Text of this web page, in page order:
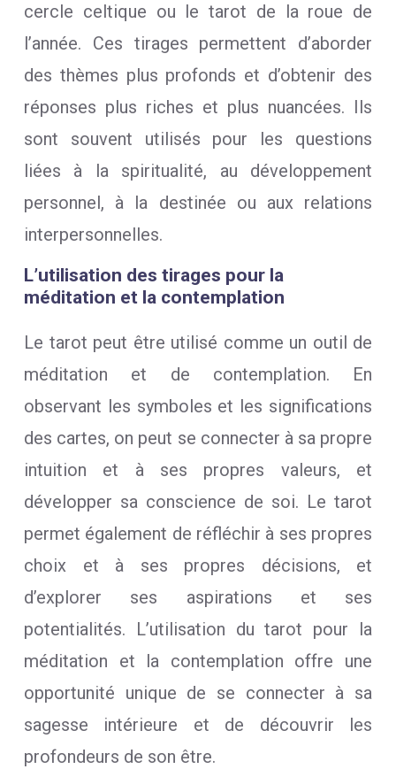
cercle celtique ou le tarot de la roue de
l’année. Ces tirages permettent d’aborder
des thèmes plus profonds et d’obtenir des
réponses plus riches et plus nuancées. Ils
sont souvent utilisés pour les questions
liées à la spiritualité, au développement
personnel, à la destinée ou aux relations
interpersonnelles.
L’utilisation des tirages pour la
méditation et la contemplation
Le tarot peut être utilisé comme un outil de
méditation et de contemplation. En
observant les symboles et les significations
des cartes, on peut se connecter à sa propre
intuition et à ses propres valeurs, et
développer sa conscience de soi. Le tarot
permet également de réfléchir à ses propres
choix et à ses propres décisions, et
d’explorer ses aspirations et ses
potentialités. L’utilisation du tarot pour la
méditation et la contemplation offre une
opportunité unique de se connecter à sa
sagesse intérieure et de découvrir les
profondeurs de son être.